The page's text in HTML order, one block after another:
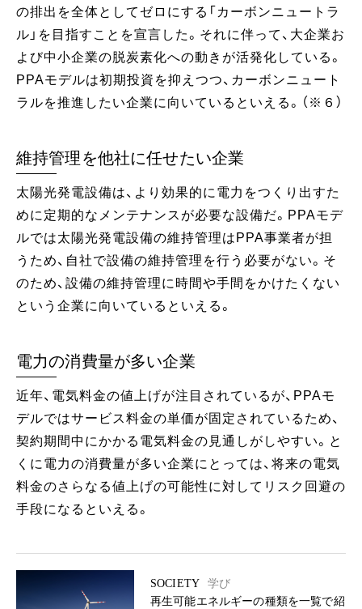
の排出を全体としてゼロにする「カーボンニュートラ
ル」を目指すことを宣言した。それに伴って、大企業お
よび中小企業の脱炭素化への動きが活発化している。
PPAモデルは初期投資を抑えつつ、カーボンニュート
ラルを推進したい企業に向いているといえる。（※６）
維持管理を他社に任せたい企業
太陽光発電設備は、より効果的に電力をつくり出すた
めに定期的なメンテナンスが必要な設備だ。PPAモデ
ルでは太陽光発電設備の維持管理はPPA事業者が担
うため、自社で設備の維持管理を行う必要がない。そ
のため、設備の維持管理に時間や手間をかけたくない
という企業に向いているといえる。
電力の消費量が多い企業
近年、電気料金の値上げが注目されているが、PPAモ
デルではサービス料金の単価が固定されているため、
契約期間中にかかる電気料金の見通しがしやすい。と
くに電力の消費量が多い企業にとっては、将来の電気
料金のさらなる値上げの可能性に対してリスク回避の
手段になるといえる。
SOCIETY
学び
再生可能エネルギーの種類を一覧で紹